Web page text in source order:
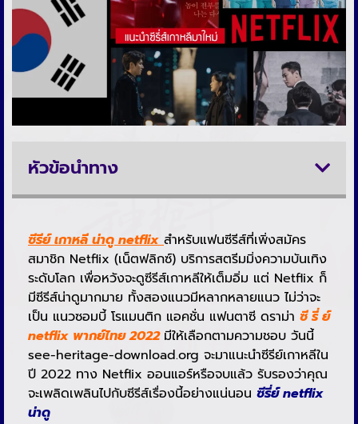
หัวข้อนำทาง
ซีรีย์ เกาหลี น่าดู netflix สำหรับแฟนซีรีส์ที่เพิ่งสมัคร
สมาชิก Netflix (เน็ตฟลิกซ์) บริการสตรีมมิ่งความบันเทิง
ระดับโลก เพื่อหวังจะดูซีรีส์เกาหลีให้เต็มอิ่ม แต่ Netflix ก็
มีซีรีส์น่าดูมากมาย ทั้งสองแนวมีหลากหลายแนว ไม่ว่าจะ
เป็น แนวซอมบี้ โรแมนติก แอคชั่น แฟนตาซี ดราม่า ซี รี่ ย์
netflix พากย์ไทย 2022 มีให้เลือกตามความชอบ วันนี้
see-heritage-download.org จะมาแนะนำซีรีย์เกาหลีใน
ปี 2022 ทาง Netflix ออนแอร์หรือจบแล้ว รับรองว่าคุณ
จะเพลิดเพลินไปกับซีรีส์เรื่องนี้อย่างแน่นอน ซีรี่ย์ netflix
น่าดู